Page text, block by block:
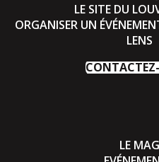
LE SITE DU
ORGANISER UN
LENS
LE MAG